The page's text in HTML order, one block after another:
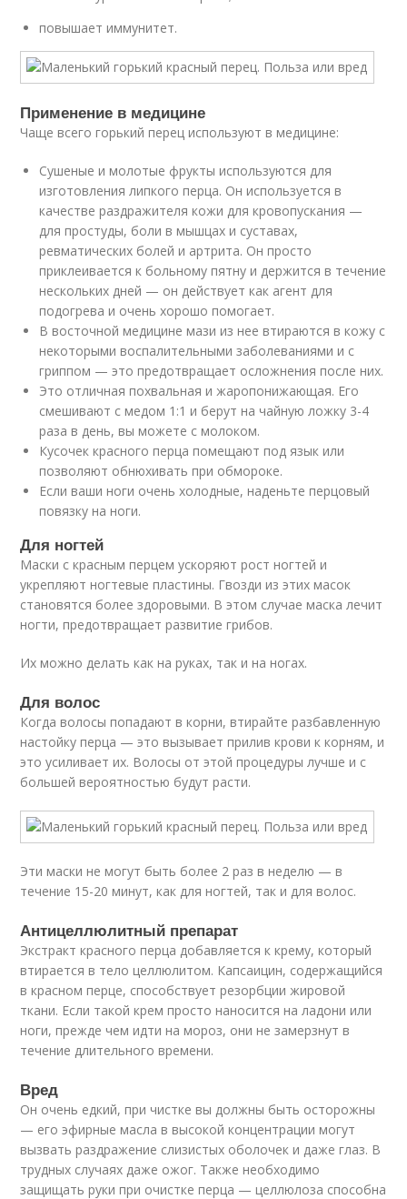
повышает иммунитет.
Применение в медицине
Чаще всего горький перец используют в медицине:
Сушеные и молотые фрукты используются для
изготовления липкого перца. Он используется в
качестве раздражителя кожи для кровопускания —
для простуды, боли в мышцах и суставах,
ревматических болей и артрита. Он просто
приклеивается к больному пятну и держится в течение
нескольких дней — он действует как агент для
подогрева и очень хорошо помогает.
В восточной медицине мази из нее втираются в кожу с
некоторыми воспалительными заболеваниями и с
гриппом — это предотвращает осложнения после них.
Это отличная похвальная и жаропонижающая. Его
смешивают с медом 1:1 и берут на чайную ложку 3-4
раза в день, вы можете с молоком.
Кусочек красного перца помещают под язык или
позволяют обнюхивать при обмороке.
Если ваши ноги очень холодные, наденьте перцовый
повязку на ноги.
Для ногтей
Маски с красным перцем ускоряют рост ногтей и
укрепляют ногтевые пластины. Гвозди из этих масок
становятся более здоровыми. В этом случае маска лечит
ногти, предотвращает развитие грибов.
Их можно делать как на руках, так и на ногах.
Для волос
Когда волосы попадают в корни, втирайте разбавленную
настойку перца — это вызывает прилив крови к корням, и
это усиливает их. Волосы от этой процедуры лучше и с
большей вероятностью будут расти.
Эти маски не могут быть более 2 раз в неделю — в
течение 15-20 минут, как для ногтей, так и для волос.
Антицеллюлитный препарат
Экстракт красного перца добавляется к крему, который
втирается в тело целлюлитом. Капсаицин, содержащийся
в красном перце, способствует резорбции жировой
ткани. Если такой крем просто наносится на ладони или
ноги, прежде чем идти на мороз, они не замерзнут в
течение длительного времени.
Вред
Он очень едкий, при чистке вы должны быть осторожны
— его эфирные масла в высокой концентрации могут
вызвать раздражение слизистых оболочек и даже глаз. В
трудных случаях даже ожог. Также необходимо
защищать руки при очистке перца — целлюлоза способна